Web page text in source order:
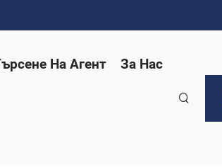
На Агент За Нас